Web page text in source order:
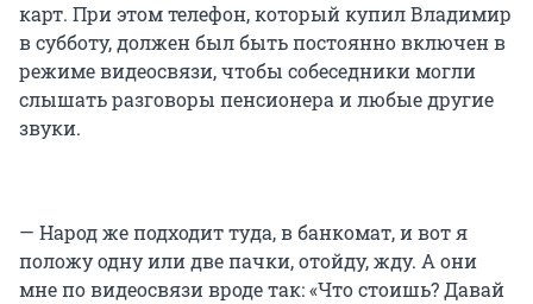
карт. При этом телефон, который купил Владимир
в субботу, должен был быть постоянно включен в
режиме видеосвязи, чтобы собеседники могли
слышать разговоры пенсионера и любые другие
звуки.
— Народ же подходит туда, в банкомат, и вот я
положу одну или две пачки, отойду, жду. А они
мне по видеосвязи вроде так: «Что стоишь? Давай